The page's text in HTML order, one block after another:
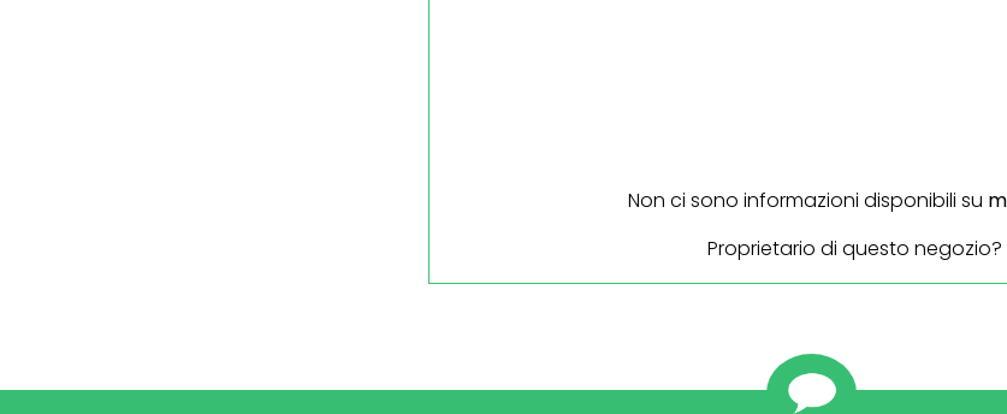
Non ci sono informazioni disponibili su
Proprietario di questo negozio?